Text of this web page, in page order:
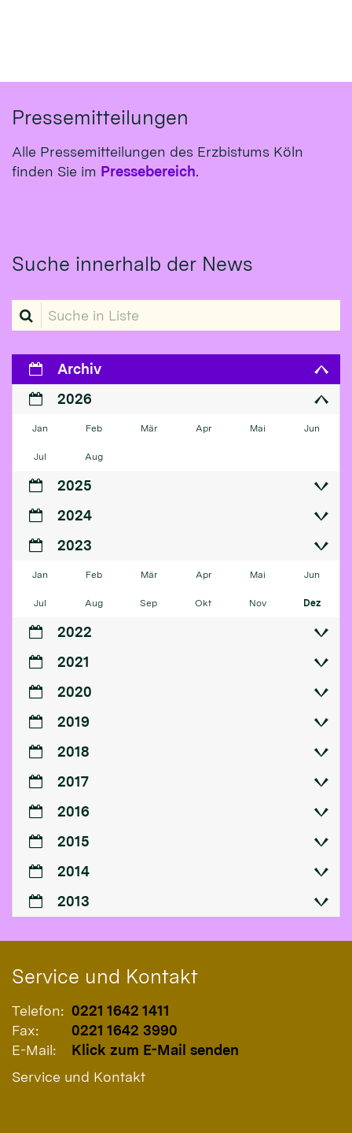
Pressemitteilungen
Alle Pressemitteilungen des Erzbistums Köln
finden Sie im Pressebereich.
Suche innerhalb der News
Suche in Liste
Archiv
2026
Jan Feb Mär Apr Mai Jun
Jul Aug
2025
2024
2023
Jan Feb Mär Apr Mai Jun
Jul Aug Sep Okt Nov Dez
2022
2021
2020
2019
2018
2017
2016
2015
2014
2013
Service und Kontakt
Telefon: 0221 1642 1411
Fax:
0221 1642 3990
E-Mail:
Klick zum E-Mail senden
Service und Kontakt